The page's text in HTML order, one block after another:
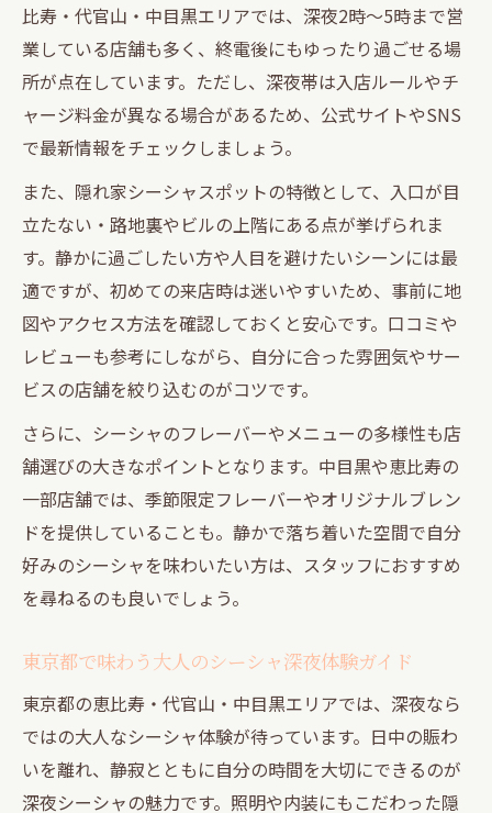
比寿・代官山・中目黒エリアでは、深夜2時〜5時まで営
業している店舗も多く、終電後にもゆったり過ごせる場
所が点在しています。ただし、深夜帯は入店ルールやチ
ャージ料金が異なる場合があるため、公式サイトやSNS
で最新情報をチェックしましょう。
また、隠れ家シーシャスポットの特徴として、入口が目
立たない・路地裏やビルの上階にある点が挙げられま
す。静かに過ごしたい方や人目を避けたいシーンには最
適ですが、初めての来店時は迷いやすいため、事前に地
図やアクセス方法を確認しておくと安心です。口コミや
レビューも参考にしながら、自分に合った雰囲気やサー
ビスの店舗を絞り込むのがコツです。
さらに、シーシャのフレーバーやメニューの多様性も店
舗選びの大きなポイントとなります。中目黒や恵比寿の
一部店舗では、季節限定フレーバーやオリジナルブレン
ドを提供していることも。静かで落ち着いた空間で自分
好みのシーシャを味わいたい方は、スタッフにおすすめ
を尋ねるのも良いでしょう。
東京都で味わう大人のシーシャ深夜体験ガイド
東京都の恵比寿・代官山・中目黒エリアでは、深夜なら
ではの大人なシーシャ体験が待っています。日中の賑わ
いを離れ、静寂とともに自分の時間を大切にできるのが
深夜シーシャの魅力です。照明や内装にもこだわった隠